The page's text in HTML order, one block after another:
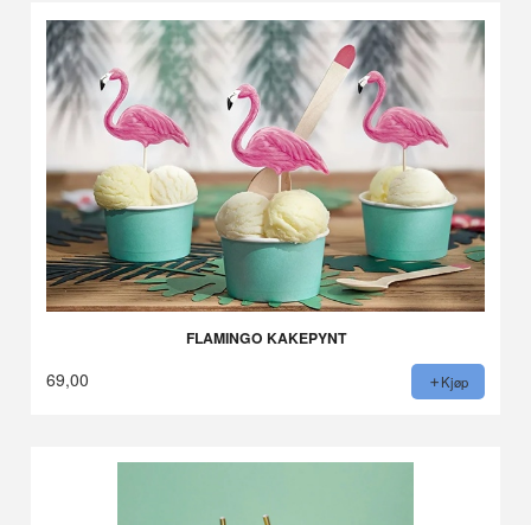
FLAMINGO KAKEPYNT
69,00 Kjøp